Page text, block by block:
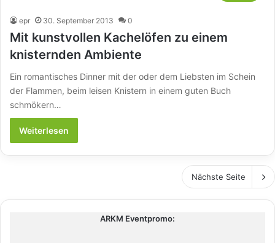
epr 30. September 2013 0
Mit kunstvollen Kachelöfen zu einem
knisternden Ambiente
Ein romantisches Dinner mit der oder dem Liebsten im Schein
der Flammen, beim leisen Knistern in einem guten Buch
schmökern…
Weiterlesen
Nächste Seite
ARKM Eventpromo: